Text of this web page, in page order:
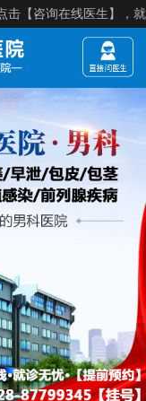
询在线医生】，就诊